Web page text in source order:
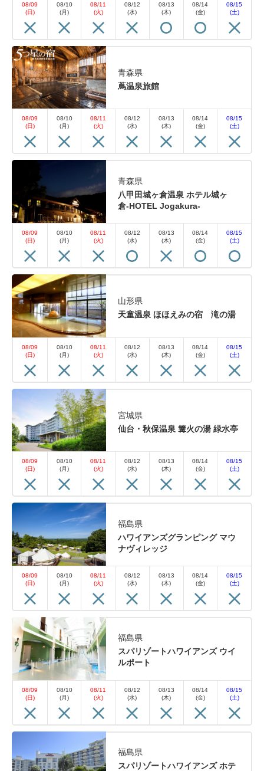
08/09
(日)
08/10
(月)
08/11
(火)
08/12
(水)
08/13
(木)
08/14
(金)
08/15
(土)
青森県
蔦温泉旅館
08/09
(日)
08/10
(月)
08/11
(火)
08/12
(水)
08/13
(木)
08/14
(金)
08/15
(土)
青森県
八甲田城ヶ倉温泉 ホテル城ヶ
倉-HOTEL Jogakura-
08/09
(日)
08/10
(月)
08/11
(火)
08/12
(水)
08/13
(木)
08/14
(金)
08/15
(土)
山形県
天童温泉 ほほえみの宿 滝の湯
08/09
(日)
08/10
(月)
08/11
(火)
08/12
(水)
08/13
(木)
08/14
(金)
08/15
(土)
宮城県
仙台・秋保温泉 篝火の湯 緑水亭
08/09
(日)
08/10
(月)
08/11
(火)
08/12
(水)
08/13
(木)
08/14
(金)
08/15
(土)
福島県
ハワイアンズグランピング マウ
ナヴィレッジ
08/09
(日)
08/10
(月)
08/11
(火)
08/12
(水)
08/13
(木)
08/14
(金)
08/15
(土)
福島県
スパリゾートハワイアンズ ウイ
ルポート
08/09
(日)
08/10
(月)
08/11
(火)
08/12
(水)
08/13
(木)
08/14
(金)
08/15
(土)
福島県
スパリゾートハワイアンズ ホテ